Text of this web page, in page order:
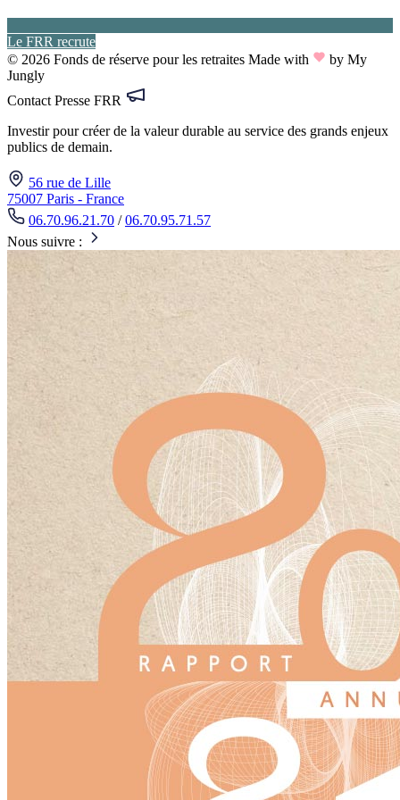
Le FRR recrute
© 2026 Fonds de réserve pour les retraites Made with
by My
Jungly
Contact Presse FRR
Investir pour créer de la valeur durable au service des grands enjeux
publics de demain.
56 rue de Lille
75007 Paris - France
06.70.96.21.70 /06.70.95.71.57
Nous suivre :